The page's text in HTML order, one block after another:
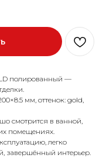
полированный —
мм, оттенок: gold,
смотрится в ванной,
помещениях.
легко
завершённый интерьер.